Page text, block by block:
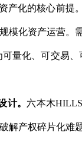
产化的核心前提
模化资产运营。
量化、可交易、
计。 六本木
解产权碎片化难